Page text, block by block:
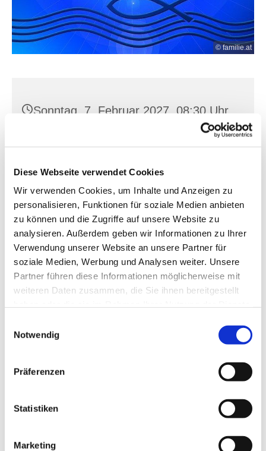
Diese Webseite verwendet Cookies
Wir verwenden Cookies, um Inhalte und Anzeigen zu
personalisieren, Funktionen für soziale Medien anbieten
zu können und die Zugriffe auf unsere Website zu
analysieren. Außerdem geben wir Informationen zu Ihrer
Verwendung unserer Website an unsere Partner für
soziale Medien, Werbung und Analysen weiter. Unsere
Partner führen diese Informationen möglicherweise mit
weiteren Daten zusammen, die Sie ihnen bereitgestellt
Notwendig
Präferenzen
Statistiken
Marketing
© familie.at
Sonntag, 7. Februar 2027, 08:30 Uhr
Müllrose, Kirchstr. 5, 15299 Müllrose